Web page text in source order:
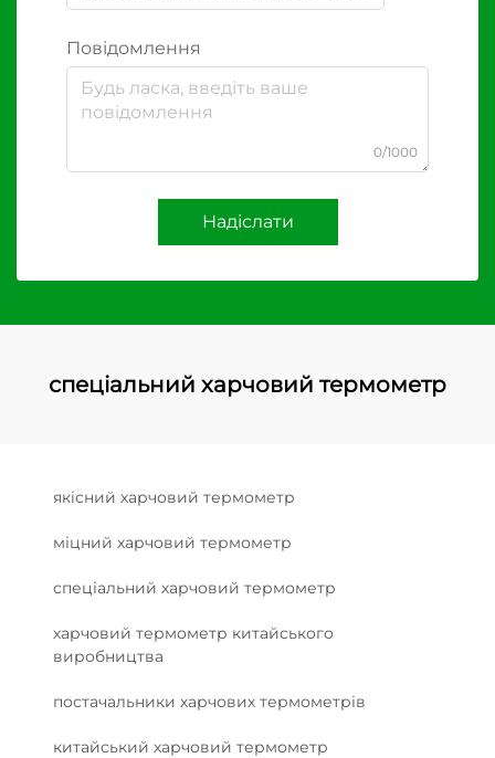
Повідомлення
0/1000
Надіслати
спеціальний харчовий термометр
якісний харчовий термометр
міцний харчовий термометр
спеціальний харчовий термометр
харчовий термометр китайського
виробництва
постачальники харчових термометрів
китайський харчовий термометр